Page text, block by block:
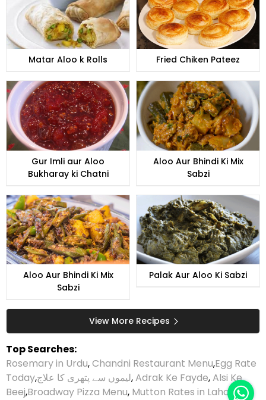
Matar Aloo k Rolls Fried Chiken Pateez
Gur Imli aur Aloo
Bukharay ki Chatni
Aloo Aur Bhindi Ki Mix
Sabzi
Aloo Aur Bhindi Ki Mix
Sabzi
Palak Aur Aloo Ki Sabzi
View More Recipes
Top Searches:
Rosemary in Urdu,Chandni Restaurant Menu,Egg Rate
Today,لیموں سے پتھری کا علاج,Adrak Ke Fayde,Alsi Ke
Beej,Broadway Pizza Menu, Mutton Rates in Lahore,